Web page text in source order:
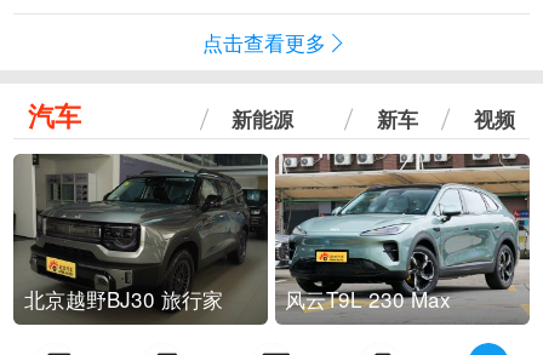
点击查看更多
汽车 新能源 新车 视频
北京越野BJ30 旅行家 风云T9L 230 Max